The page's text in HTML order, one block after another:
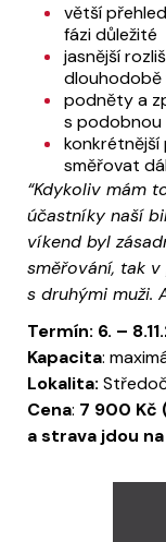
větší
fázi důležité
jasnější
podněty a
s podobnou
směřovat
“Kdykoliv mám
účastníky naší
víkend byl
směřování, tak
s druhými muži.
Termín: 6. –
Kapacita:
Lokalita:
Cena: 7 900 Kč
a strava jdou